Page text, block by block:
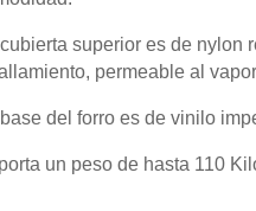
cubierta superior es de nylon
permeable al
base del forro es de vinilo
un peso de hasta 110